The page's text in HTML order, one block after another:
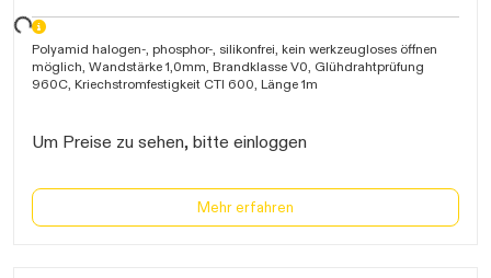
Daten werden geladen. Bitte warten...
Polyamid halogen-, phosphor-, silikonfrei, kein werkzeugloses öffnen
möglich, Wandstärke 1,0mm, Brandklasse V0, Glühdrahtprüfung
960C, Kriechstromfestigkeit CTI 600, Länge 1m
Um Preise zu sehen, bitte einloggen
Mehr erfahren